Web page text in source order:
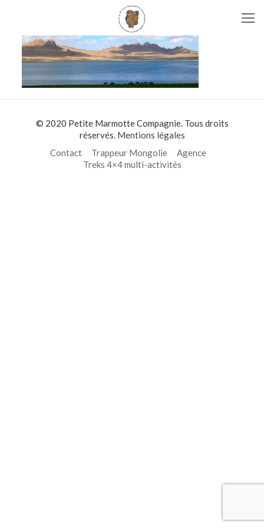
© 2020 Petite Marmotte Compagnie. Tous droits
réservés. Mentions légales
Contact
Trappeur Mongolie
Agence
Treks 4×4 multi-activités